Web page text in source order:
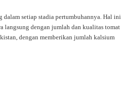
setiap stadia pertumbuhannya. Hal ini
langsung dengan jumlah dan kualitas tomat
dengan memberikan jumlah kalsium